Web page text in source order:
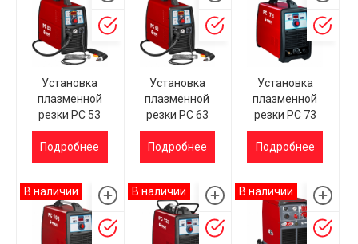
Установка
плазменной
резки PC 53
Подробнее
Установка
плазменной
резки PC 63
Подробнее
Установка
плазменной
резки PC 73
Подробнее
В наличии В наличии В наличии